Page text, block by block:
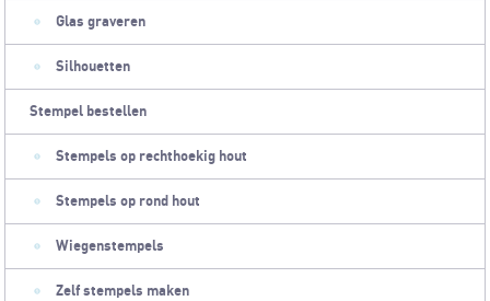
Glas graveren
Silhouetten
Stempel bestellen
Stempels op rechthoekig hout
Stempels op rond hout
Wiegenstempels
Zelf stempels maken